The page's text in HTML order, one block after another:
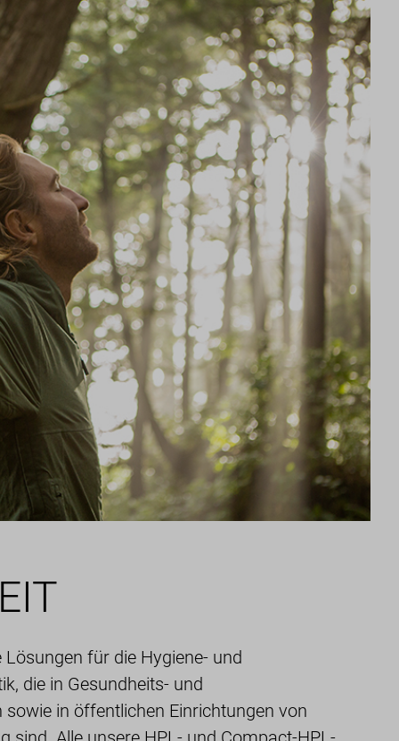
für die Hygiene- und
die in Gesundheits- und
in öffentlichen Einrichtungen von